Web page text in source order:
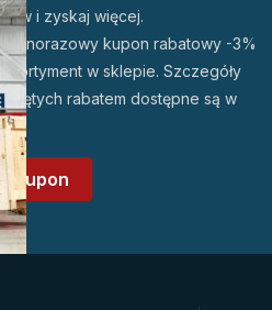
i zyskaj więcej.
jednorazowy kupon rabatowy -3%
w sklepie. Szczegóły
rabatem dostępne są w
kupon